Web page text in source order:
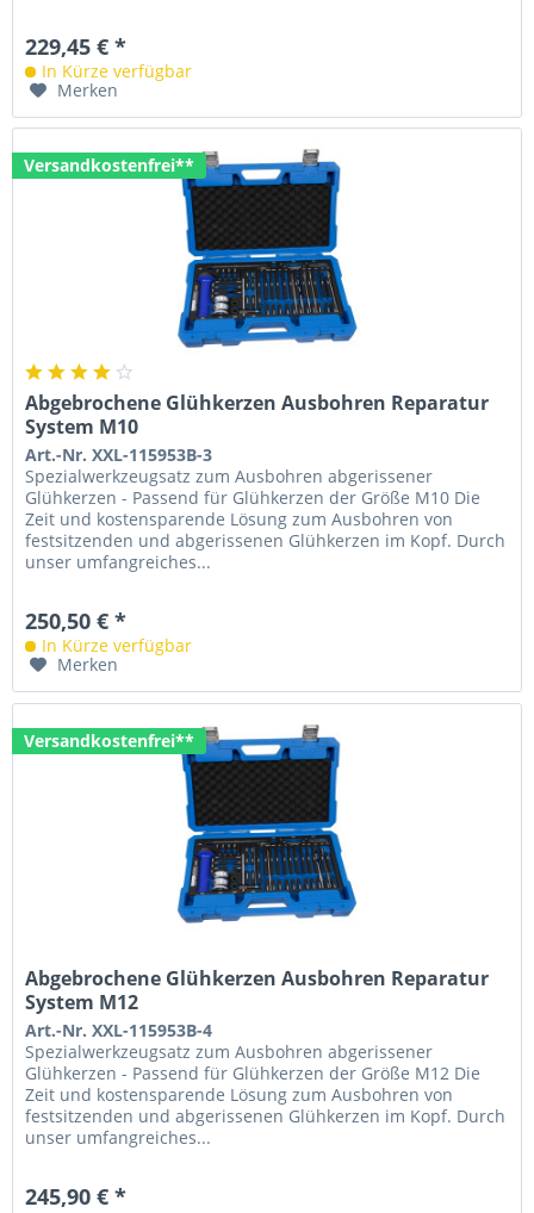
229,45 € *
In Kürze verfügbar
Merken
Versandkostenfrei**
Abgebrochene Glühkerzen Ausbohren Reparatur
System M10
Art.-Nr. XXL-115953B-3
Spezialwerkzeugsatz zum Ausbohren abgerissener
Glühkerzen - Passend für Glühkerzen der Größe M10 Die
Zeit und kostensparende Lösung zum Ausbohren von
festsitzenden und abgerissenen Glühkerzen im Kopf. Durch
unser umfangreiches...
250,50 € *
In Kürze verfügbar
Merken
Versandkostenfrei**
Abgebrochene Glühkerzen Ausbohren Reparatur
System M12
Art.-Nr. XXL-115953B-4
Spezialwerkzeugsatz zum Ausbohren abgerissener
Glühkerzen - Passend für Glühkerzen der Größe M12 Die
Zeit und kostensparende Lösung zum Ausbohren von
festsitzenden und abgerissenen Glühkerzen im Kopf. Durch
unser umfangreiches...
245,90 € *